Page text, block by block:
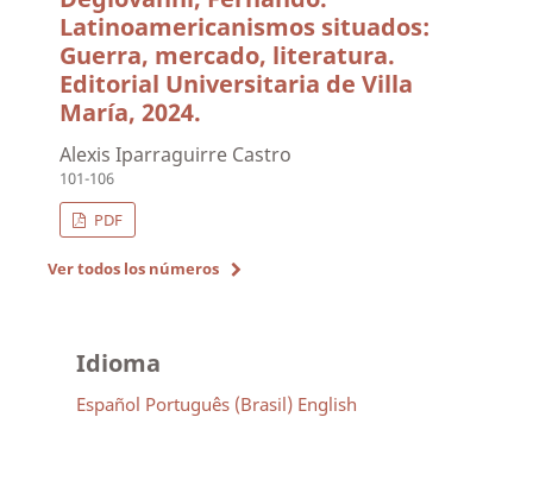
Latinoamericanismos situados:
Guerra, mercado, literatura.
Editorial Universitaria de Villa
María, 2024.
Alexis Iparraguirre Castro
101-106
PDF
Ver todos los números
Idioma
Español Português (Brasil) English